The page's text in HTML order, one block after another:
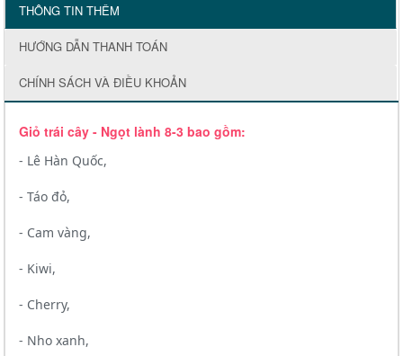
THÔNG TIN THÊM
HƯỚNG DẪN THANH TOÁN
CHÍNH SÁCH VÀ ĐIỀU KHOẢN
Giỏ trái cây - Ngọt lành 8-3 bao gồm:
- Lê Hàn Quốc,
- Táo đỏ,
- Cam vàng,
- Kiwi,
- Cherry,
- Nho xanh,